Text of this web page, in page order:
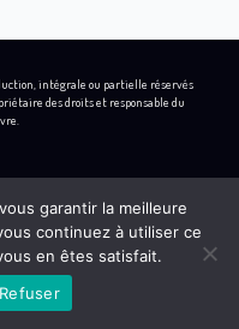
intégrale ou partielle réservés
des droits et responsable du
B
e
h
Y
garantir la meilleure
continuez à utiliser ce
en êtes satisfait.
Refuser